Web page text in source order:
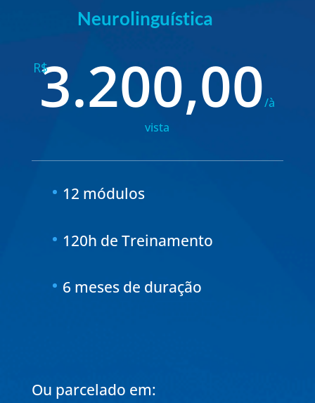
Neurolinguística
R$
3.200,00/à
vista
12 módulos
120h de Treinamento
6 meses de duração
Ou parcelado em: